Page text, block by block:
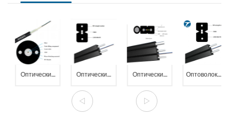
Оптический
Оптический
дроп кабель,
1 волокно
Оптический
для подвеса,
2 волокна
Оптоволоконный